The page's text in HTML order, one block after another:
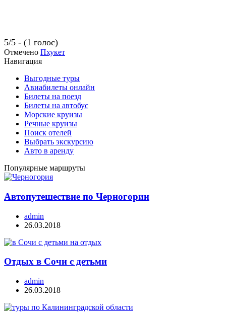
5/5 - (1 голос)
Отмечено Пхукет
Навигация
Выгодные туры
Авиабилеты онлайн
Билеты на поезд
Билеты на автобус
Морские круизы
Речные круизы
Поиск отелей
Выбрать экскурсию
Авто в аренду
Популярные маршруты
Автопутешествие по Черногории
admin
26.03.2018
Отдых в Сочи с детьми
admin
26.03.2018